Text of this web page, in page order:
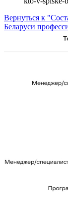
Вернуться к
Беларуси